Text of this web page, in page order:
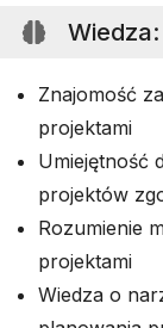
Wiedza:
Znajomość
projektami
Umiejętność
projektów
Rozumienie
projektami
Wiedza o